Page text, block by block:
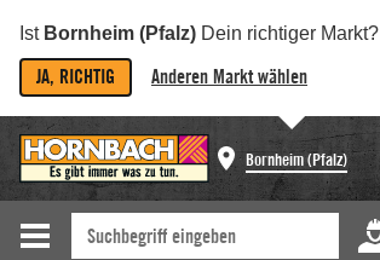
Ist Bornheim (Pfalz) Dein richtiger Markt?
JA, RICHTIG Anderen Markt wählen
Bornheim (Pfalz)